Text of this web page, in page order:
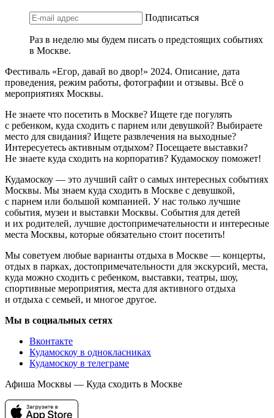
Подписаться
Раз в неделю мы будем писать о предстоящих событиях
в Москве.
Фестиваль «Егор, давай во двор!» 2024. Описание, дата
проведения, режим работы, фотографии и отзывы. Всё о
мероприятиях Москвы.
Не знаете что посетить в Москве? Ищете где погулять
с ребенком, куда сходить с парнем или девушкой? Выбираете
место для свидания? Ищете развлечения на выходные?
Интересуетесь активным отдыхом? Посещаете выставки?
Не знаете куда сходить на корпоратив? Кудамоскоу поможет!
Кудамоскоу — это лучший сайт о самых интересных событиях
Москвы. Мы знаем куда сходить в Москве с девушкой,
с парнем или большой компанией. У нас только лучшие
события, музеи и выставки Москвы. События для детей
и их родителей, лучшие достопримечательности и интересные
места Москвы, которые обязательно стоит посетить!
Мы советуем любые варианты отдыха в Москве — концерты,
отдых в парках, достопримечательности для экскурсий, места,
куда можно сходить с ребенком, выставки, театры, шоу,
спортивные мероприятия, места для активного отдыха
и отдыха с семьей, и многое другое.
Мы в социальных сетях
Вконтакте
Кудамоскоу в однокласниках
Кудамоскоу в телеграме
Афиша Москвы — Куда сходить в Москве